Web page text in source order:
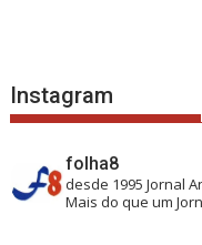
Instagram
folha8
desde 1995 Jornal
Mais do que um